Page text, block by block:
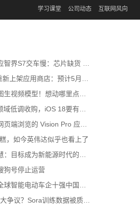
学习课堂 公司动态 互联网风向
交车慢：芯片缺货 预计4月恢复正常
应用商店：预计5月1日前恢复访问
想动哪里点哪里，诸葛青睁眼原来长这样 | 开源
低调收购，iOS 18要有大动作
浏览的 Vision Pro 应用程序商店
，如今英伟达似乎也看上了
标成为新能源时代的大众汽车
狗号停止运营
企十强中国占一半 比亚迪、吉利已预订席位
训练数据被质疑非法，CTO采访疯狂翻车